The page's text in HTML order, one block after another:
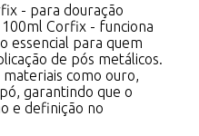
- para douração
Corfix - funciona
essencial para quem
de pós metálicos.
como ouro,
garantindo que o
e definição no